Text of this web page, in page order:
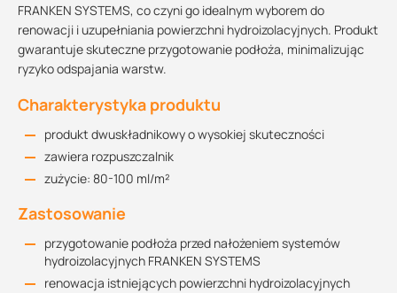
FRANKEN SYSTEMS, co czyni go idealnym wyborem do
renowacji i uzupełniania powierzchni hydroizolacyjnych. Produkt
gwarantuje skuteczne przygotowanie podłoża, minimalizując
ryzyko odspajania warstw.
Charakterystyka produktu
produkt dwuskładnikowy o wysokiej skuteczności
zawiera rozpuszczalnik
zużycie: 80-100 ml/m²
Zastosowanie
przygotowanie podłoża przed nałożeniem systemów
hydroizolacyjnych FRANKEN SYSTEMS
renowacja istniejących powierzchni hydroizolacyjnych